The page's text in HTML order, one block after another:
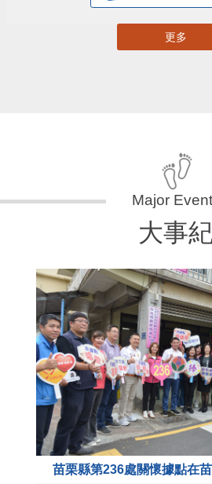
更多
大事
苗栗縣第236處關懷據點在